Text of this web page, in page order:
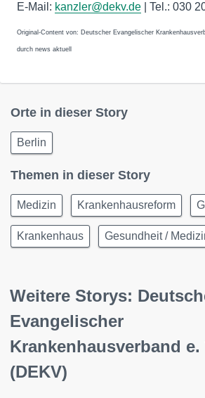
E-Mail: kanzler@dekv.de | Tel.: 030
Original-Content von: Deutscher Evangelischer
durch news aktuell
Orte in dieser Story
Berlin
Themen in dieser Story
Medizin Krankenhausreform
Krankenhaus Gesundheit /
Weitere Storys:
Evangelischer
Krankenhausverband e.
(DEKV)